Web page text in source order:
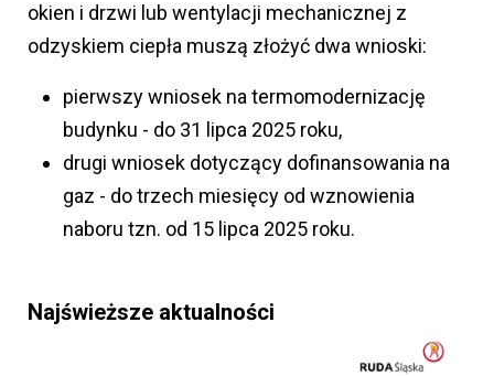
okien i drzwi lub wentylacji mechanicznej z
odzyskiem ciepła muszą złożyć dwa wnioski:
pierwszy wniosek na termomodernizację
budynku - do 31 lipca 2025 roku,
drugi wniosek dotyczący dofinansowania na
gaz - do trzech miesięcy od wznowienia
naboru tzn. od 15 lipca 2025 roku.
Najświeższe aktualności